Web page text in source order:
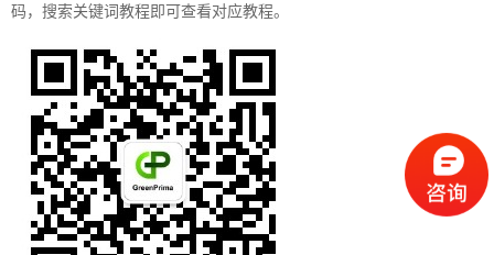
码，搜索关键词教程即可查看对应教程。